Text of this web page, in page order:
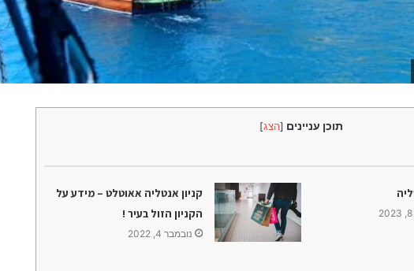
תוכן עניינים [הצג]
קניון אנטליה אאוטלט – מידע על
הקניון הזול בעיר !
נובמבר 4, 2022
מ
ת
מ
ו
ק
י